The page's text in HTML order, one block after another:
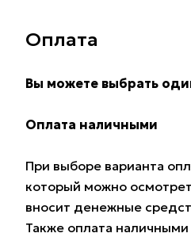
Оплата
Вы можете выбрать
Оплата наличными
При выборе варианта
который можно
вносит денежные
Также оплата